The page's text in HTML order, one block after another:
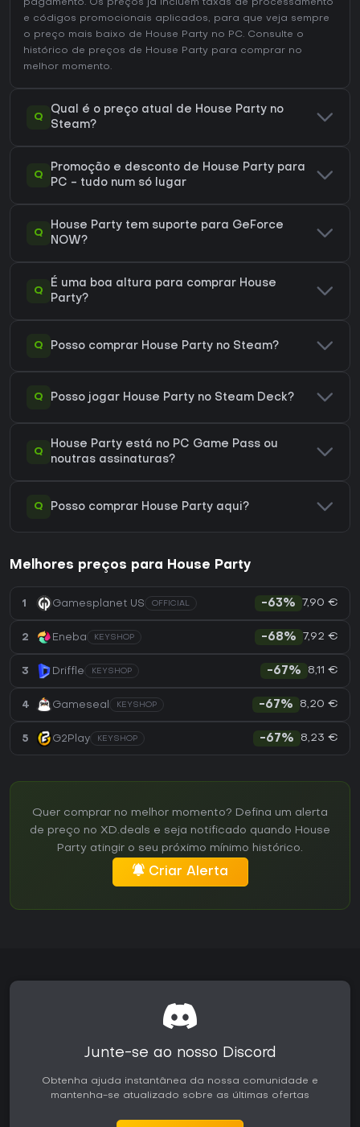
pagamento. Os preços já incluem taxas de processamento
e códigos promocionais aplicados, para que veja sempre
o preço mais baixo de House Party no PC. Consulte o
histórico de preços de House Party para comprar no
melhor momento.
Q
Qual é o preço atual de House Party no
Steam?
Q
Promoção e desconto de House Party para
PC - tudo num só lugar
Q
House Party tem suporte para GeForce
NOW?
Q
É uma boa altura para comprar House
Party?
Q Posso comprar House Party no Steam?
Q Posso jogar House Party no Steam Deck?
Q
House Party está no PC Game Pass ou
noutras assinaturas?
Q Posso comprar House Party aqui?
Melhores preços para House Party
1 Gamesplanet US OFFICIAL -63% 7,90 €
2 Eneba KEYSHOP -68% 7,92 €
3 Driffle KEYSHOP -67% 8,11 €
4 Gameseal KEYSHOP -67% 8,20 €
5 G2Play KEYSHOP -67% 8,23 €
Quer comprar no melhor momento? Defina um alerta
de preço no XD.deals e seja notificado quando House
Party atingir o seu próximo mínimo histórico.
Criar Alerta
Junte-se ao nosso Discord
Obtenha ajuda instantânea da nossa comunidade e
mantenha-se atualizado sobre as últimas ofertas